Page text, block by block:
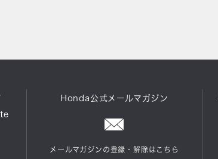
Honda公式メールマガジン
メールマガジンの登録・解除はこちら